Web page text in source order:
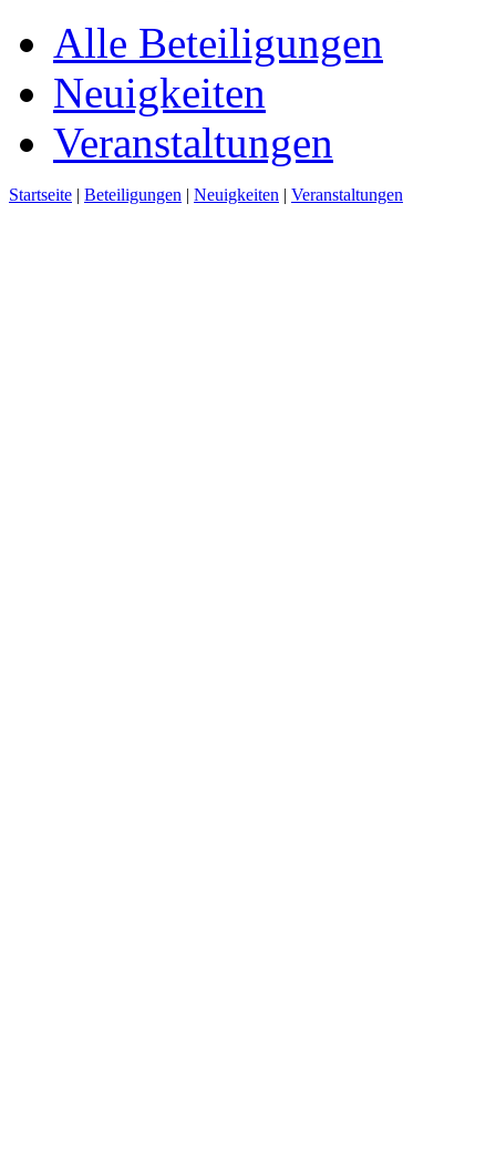
Alle Beteiligungen
Neuigkeiten
Veranstaltungen
Startseite | Beteiligungen | Neuigkeiten | Veranstaltungen